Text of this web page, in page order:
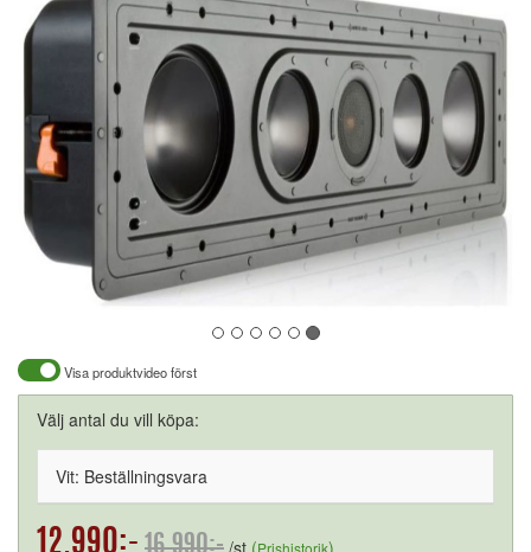
Visa produktvideo först
Välj antal du vill köpa:
Vit: Beställningsvara
12.990:- 16.990:- /st (Prishistorik)